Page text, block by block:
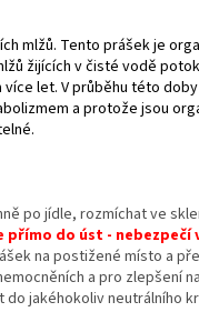
mlžů. Tento prášek je
žijících v čisté vodě
let. V průběhu této
a protože jsou
po jídle, rozmíchat ve
přímo do úst - nebezpečí
na postižené místo a
a pro zlepšení
jakéhokoliv neutrálního